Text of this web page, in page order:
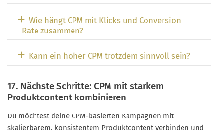
Wie hängt CPM mit Klicks und Conversion
Rate zusammen?
Kann ein hoher CPM trotzdem sinnvoll sein?
17. Nächste Schritte: CPM mit starkem
Produktcontent kombinieren
Du möchtest deine CPM-basierten Kampagnen mit
skalierbarem, konsistentem Produktcontent verbinden und